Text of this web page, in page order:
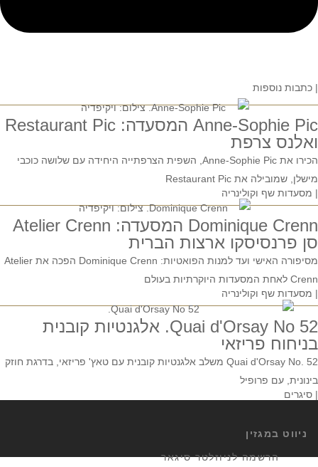
| כתבות נוספות
Anne-Sophie Pic המסעדה: Restaurant Pic
ואלנס צרפת
הכירו את Anne-Sophie Pic, השפית הצרפתייה היחידה עם שלושה כוכבי
מישלן, שמובילה את Restaurant Pic
| מסעדות שף וקולינריה
Dominique Crenn המסעדה: Atelier Crenn
סן פרנסיסקו ארצות הברית
מסיפורה האישי ועד למנות הפואטיות: Dominique Crenn הפכה את Atelier
Crenn לאחת המסעדות היוקרתיות בעולם
| מסעדות שף וקולינריה
52 Quai d'Orsay No. אלגנטיות קובנית
בניחוח פריזאי
Quai d'Orsay No. 52 משלב אלגנטיות קובנית עם טאץ' פריזאי, בדרגת חוזק
בינונית, עם פרופיל
| סיגרים
ניווט במגזין
הרשמה לניוזלטר סיגאר